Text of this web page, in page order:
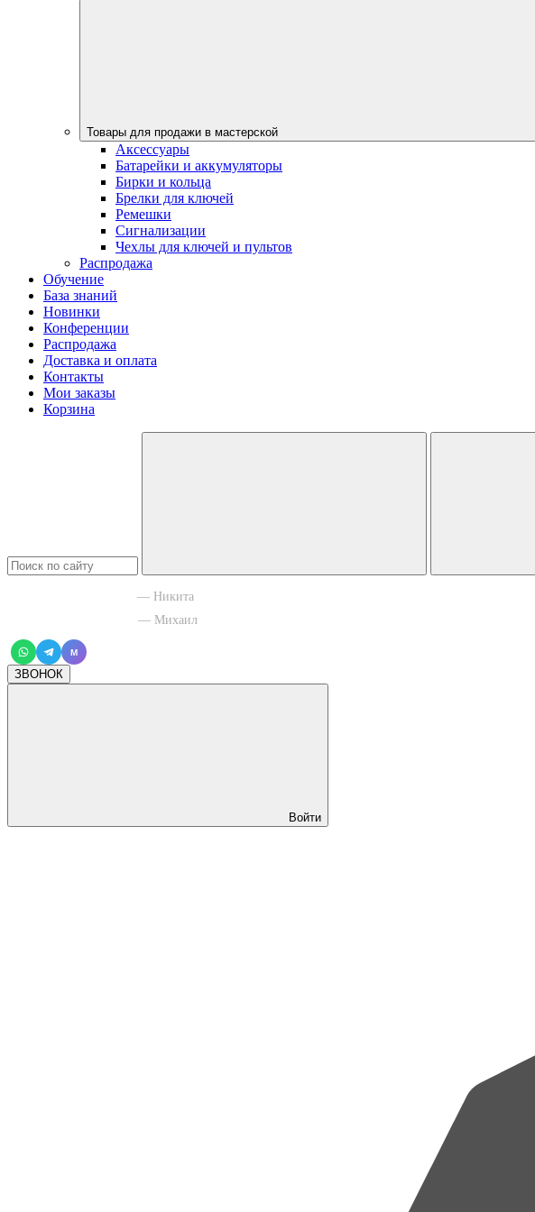
Товары для продажи в мастерской
Аксессуары
Батарейки и аккумуляторы
Бирки и кольца
Брелки для ключей
Ремешки
Сигнализации
Чехлы для ключей и пультов
Распродажа
Обучение
База знаний
Новинки
Конференции
Распродажа
Доставка и оплата
Контакты
Мои заказы
Корзина
— Никита
— Михаил
M
ЗВОНОК
Войти